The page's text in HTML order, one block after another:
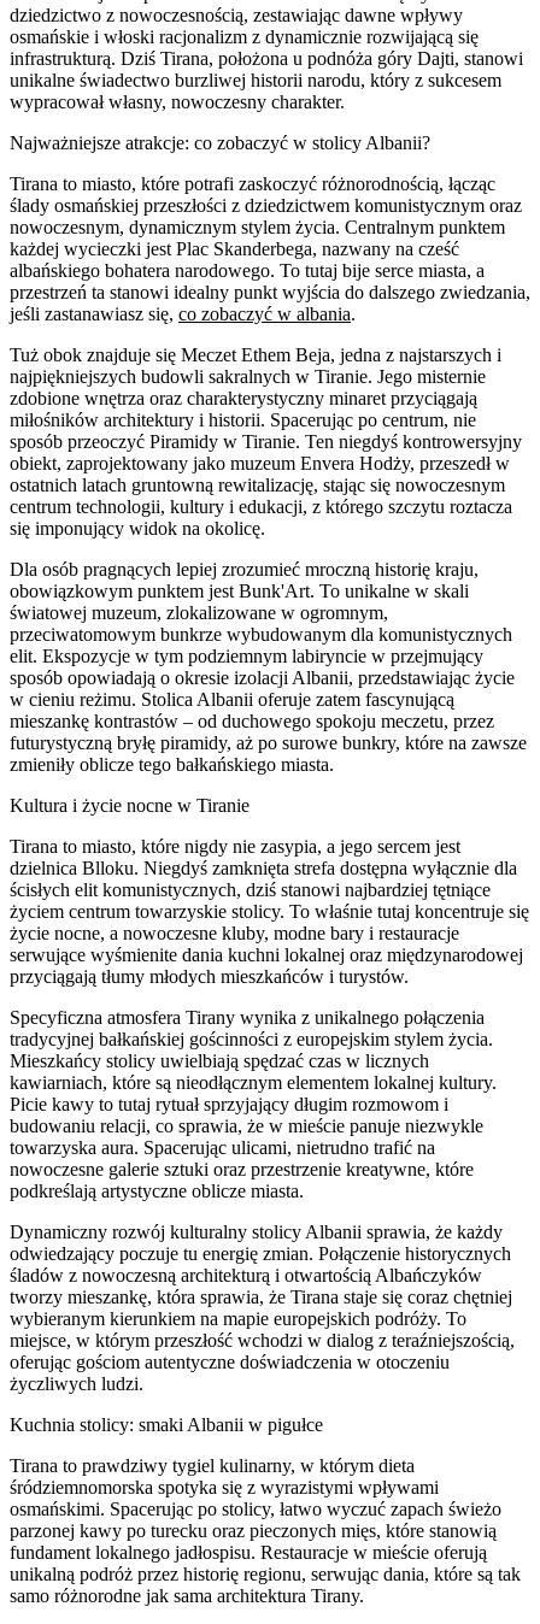
dziedzictwo z nowoczesnością, zestawiając dawne wpływy
osmańskie i włoski racjonalizm z dynamicznie rozwijającą się
infrastrukturą. Dziś Tirana, położona u podnóża góry Dajti, stanowi
unikalne świadectwo burzliwej historii narodu, który z sukcesem
wypracował własny, nowoczesny charakter.
Najważniejsze atrakcje: co zobaczyć w stolicy Albanii?
Tirana to miasto, które potrafi zaskoczyć różnorodnością, łącząc
ślady osmańskiej przeszłości z dziedzictwem komunistycznym oraz
nowoczesnym, dynamicznym stylem życia. Centralnym punktem
każdej wycieczki jest Plac Skanderbega, nazwany na cześć
albańskiego bohatera narodowego. To tutaj bije serce miasta, a
przestrzeń ta stanowi idealny punkt wyjścia do dalszego zwiedzania,
jeśli zastanawiasz się, co zobaczyć w albania.
Tuż obok znajduje się Meczet Ethem Beja, jedna z najstarszych i
najpiękniejszych budowli sakralnych w Tiranie. Jego misternie
zdobione wnętrza oraz charakterystyczny minaret przyciągają
miłośników architektury i historii. Spacerując po centrum, nie
sposób przeoczyć Piramidy w Tiranie. Ten niegdyś kontrowersyjny
obiekt, zaprojektowany jako muzeum Envera Hodży, przeszedł w
ostatnich latach gruntowną rewitalizację, stając się nowoczesnym
centrum technologii, kultury i edukacji, z którego szczytu roztacza
się imponujący widok na okolicę.
Dla osób pragnących lepiej zrozumieć mroczną historię kraju,
obowiązkowym punktem jest Bunk'Art. To unikalne w skali
światowej muzeum, zlokalizowane w ogromnym,
przeciwatomowym bunkrze wybudowanym dla komunistycznych
elit. Ekspozycje w tym podziemnym labiryncie w przejmujący
sposób opowiadają o okresie izolacji Albanii, przedstawiając życie
w cieniu reżimu. Stolica Albanii oferuje zatem fascynującą
mieszankę kontrastów – od duchowego spokoju meczetu, przez
futurystyczną bryłę piramidy, aż po surowe bunkry, które na zawsze
zmieniły oblicze tego bałkańskiego miasta.
Kultura i życie nocne w Tiranie
Tirana to miasto, które nigdy nie zasypia, a jego sercem jest
dzielnica Blloku. Niegdyś zamknięta strefa dostępna wyłącznie dla
ścisłych elit komunistycznych, dziś stanowi najbardziej tętniące
życiem centrum towarzyskie stolicy. To właśnie tutaj koncentruje się
życie nocne, a nowoczesne kluby, modne bary i restauracje
serwujące wyśmienite dania kuchni lokalnej oraz międzynarodowej
przyciągają tłumy młodych mieszkańców i turystów.
Specyficzna atmosfera Tirany wynika z unikalnego połączenia
tradycyjnej bałkańskiej gościnności z europejskim stylem życia.
Mieszkańcy stolicy uwielbiają spędzać czas w licznych
kawiarniach, które są nieodłącznym elementem lokalnej kultury.
Picie kawy to tutaj rytuał sprzyjający długim rozmowom i
budowaniu relacji, co sprawia, że w mieście panuje niezwykle
towarzyska aura. Spacerując ulicami, nietrudno trafić na
nowoczesne galerie sztuki oraz przestrzenie kreatywne, które
podkreślają artystyczne oblicze miasta.
Dynamiczny rozwój kulturalny stolicy Albanii sprawia, że każdy
odwiedzający poczuje tu energię zmian. Połączenie historycznych
śladów z nowoczesną architekturą i otwartością Albańczyków
tworzy mieszankę, która sprawia, że Tirana staje się coraz chętniej
wybieranym kierunkiem na mapie europejskich podróży. To
miejsce, w którym przeszłość wchodzi w dialog z teraźniejszością,
oferując gościom autentyczne doświadczenia w otoczeniu
życzliwych ludzi.
Kuchnia stolicy: smaki Albanii w pigułce
Tirana to prawdziwy tygiel kulinarny, w którym dieta
śródziemnomorska spotyka się z wyrazistymi wpływami
osmańskimi. Spacerując po stolicy, łatwo wyczuć zapach świeżo
parzonej kawy po turecku oraz pieczonych mięs, które stanowią
fundament lokalnego jadłospisu. Restauracje w mieście oferują
unikalną podróż przez historię regionu, serwując dania, które są tak
samo różnorodne jak sama architektura Tirany.